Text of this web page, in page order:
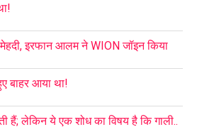
इरफान आलम ने WION जॉइन किया
बाहर आया था!
हैं; लेकिन ये एक शोध का विषय है कि गाली..